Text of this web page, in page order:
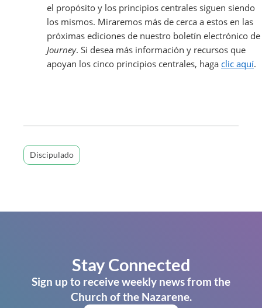
el propósito y los principios centrales siguen siendo
los mismos. Miraremos más de cerca a estos en las
próximas ediciones de nuestro boletín electrónico de
Journey. Si desea más información y recursos que
apoyan los cinco principios centrales, haga clic aquí.
Discipulado
Stay Connected
Sign up to receive weekly news from the
Church of the Nazarene.